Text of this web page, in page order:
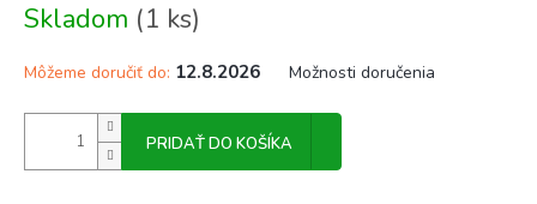
cena:
Skladom (1 ks)
Môžeme doručiť do: 12.8.2026 Možnosti doručenia
PRIDAŤ DO KOŠÍKA